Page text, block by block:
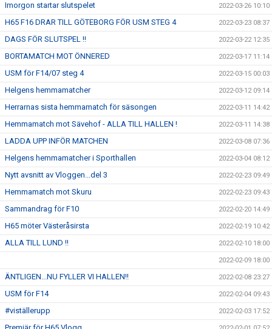
Imorgon startar slutspelet 2022-03-26 10:10
H65 F16 DRAR TILL GÖTEBORG FÖR USM STEG 4 2022-03-23 08:37
DAGS FÖR SLUTSPEL !! 2022-03-22 12:35
BORTAMATCH MOT ÖNNERED 2022-03-17 11:14
USM för F14/07 steg 4 2022-03-15 00:03
Helgens hemmamatcher 2022-03-12 09:14
Herrarnas sista hemmamatch för säsongen 2022-03-11 14:42
Hemmamatch mot Sävehof - ALLA TILL HALLEN ! 2022-03-11 14:38
LADDA UPP INFÖR MATCHEN 2022-03-08 07:36
Helgens hemmamatcher i Sporthallen 2022-03-04 08:12
Nytt avsnitt av Vloggen...del 3 2022-02-23 09:49
Hemmamatch mot Skuru 2022-02-23 09:43
Sammandrag för F10 2022-02-20 14:49
H65 möter Västeråsirsta 2022-02-19 10:42
ALLA TILL LUND !! 2022-02-10 18:00
2022-02-09 18:00
ÄNTLIGEN...NU FYLLER VI HALLEN!! 2022-02-08 23:27
USM för F14 2022-02-04 09:43
#viställerupp 2022-02-03 17:52